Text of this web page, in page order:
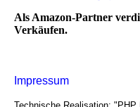
Als Amazon-Partner
Verkäufen.
Impressum